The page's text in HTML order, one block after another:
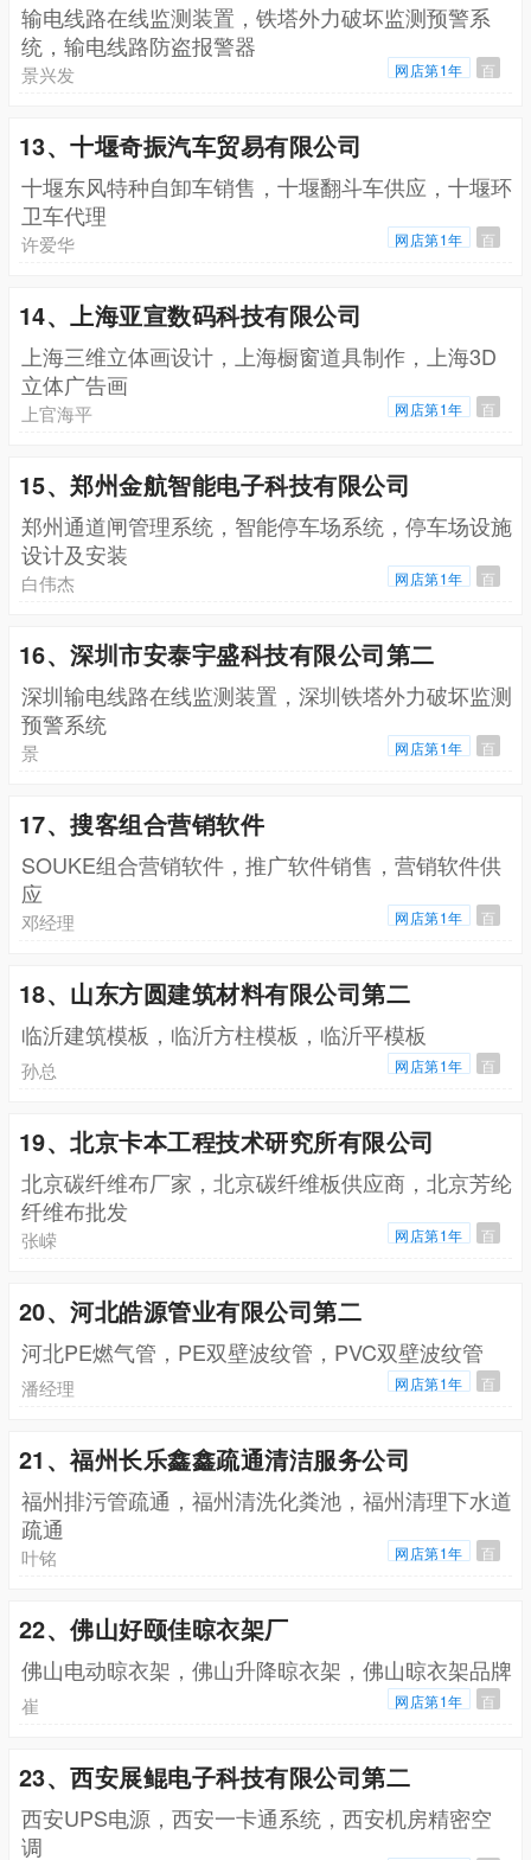
输电线路在线监测装置，铁塔外力破坏监测预警系
统，输电线路防盗报警器
景兴发 网店第1年 百
13、十堰奇振汽车贸易有限公司
十堰东风特种自卸车销售，十堰翻斗车供应，十堰环
卫车代理
许爱华 网店第1年 百
14、上海亚宣数码科技有限公司
上海三维立体画设计，上海橱窗道具制作，上海3D
立体广告画
上官海平 网店第1年 百
15、郑州金航智能电子科技有限公司
郑州通道闸管理系统，智能停车场系统，停车场设施
设计及安装
白伟杰 网店第1年 百
16、深圳市安泰宇盛科技有限公司第二
深圳输电线路在线监测装置，深圳铁塔外力破坏监测
预警系统
景 网店第1年 百
17、搜客组合营销软件
SOUKE组合营销软件，推广软件销售，营销软件供
应
邓经理 网店第1年 百
18、山东方圆建筑材料有限公司第二
临沂建筑模板，临沂方柱模板，临沂平模板
孙总 网店第1年 百
19、北京卡本工程技术研究所有限公司
北京碳纤维布厂家，北京碳纤维板供应商，北京芳纶
纤维布批发
张嵘 网店第1年 百
20、河北皓源管业有限公司第二
河北PE燃气管，PE双壁波纹管，PVC双壁波纹管
潘经理 网店第1年 百
21、福州长乐鑫鑫疏通清洁服务公司
福州排污管疏通，福州清洗化粪池，福州清理下水道
疏通
叶铭 网店第1年 百
22、佛山好颐佳晾衣架厂
佛山电动晾衣架，佛山升降晾衣架，佛山晾衣架品牌
崔 网店第1年 百
23、西安展鲲电子科技有限公司第二
西安UPS电源，西安一卡通系统，西安机房精密空
调